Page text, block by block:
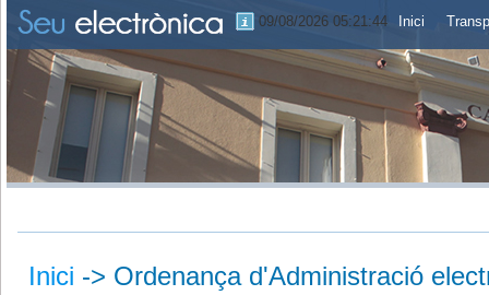
09/08/2026 05:21:45 Inici
Inici -> Ordenança d'Administració